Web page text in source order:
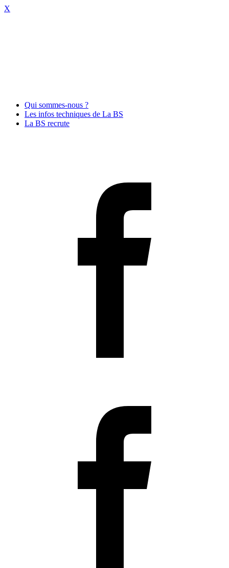
X
Qui sommes-nous ?
Les infos techniques de La BS
La BS recrute